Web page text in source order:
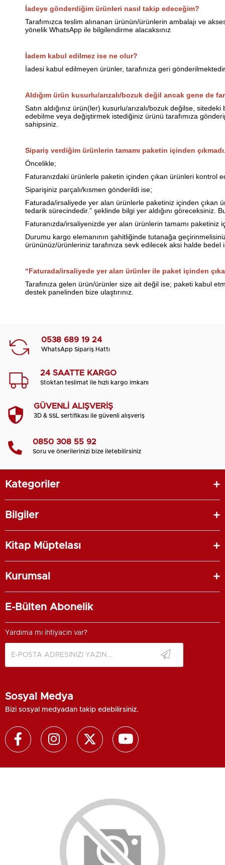
İadeye gönderdiğim ürünleri nasıl takip edeceğim?
Tarafımızca teslim alınanan ürünün/ürünlerin ambalajı ve
yönelik WhatsApp ile bilgilendirme alacaksınız
İadem kabul edilmez ise ne olur?
İadesi kabul edilmeyen ürünler, tarafınıza geri
Aldığım ürün kusurlu/arızalı/bozuk değil ancak gene de
Satın aldığınız ürün(ler) kusurlu/arızalı/bozuk değilse,
edebilme veya değiştirmek istediğiniz ürünü tarafımıza
sahipsiniz.
Sipariş verdiğim ürünlerin tamamı paketin içinden
Öncelikle;
Faturanızdaki ürünlerle paketin içinden çıkan ürünleri kontrol
Siparişiniz parçalı/kısmen gönderildi ise;
Faturada/irsaliyede yer alan ürünlerle paketiniz içinden çıkan
tedarik sürecindedir.” şeklinde bilgi yer aldığını göreceksiniz.
Faturanızda/irsaliyenizde yer alan ürünlerin tamamı paketiniz
Durumu kargo elemanının şahitliğinde tutanağa
ürününüz/ürünleriniz tarafınıza sevk edilecek aksi halde bedel
“Faturada/irsaliyede yer alan ürünler ile paket içinden
Tarafınıza gelen ürün/ürünler size ait değil ise; paketi kabul
destek panelinden bize ulaştırınız.
0538 689 19 24
WhatsApp Sipariş Hattı
24 SAATTE KARGO
Stoktan teslimat ile hızlı kargo imkanı
GÜVENLİ ALIŞVERİŞ
3D & SSL sertifikası ile güvenli alışveriş
0850 308 55 92
Soru ve önerilerinizi bize iletebilirsiniz
Kategoriler
Bilgiler
Kitap Müptelası
Kurumsal
E-Bülten Abonelik
Yardıma mı ihtiyacın var?
Sosyal Medya
Bizi sosyal medyadan takip edebilirsiniz.